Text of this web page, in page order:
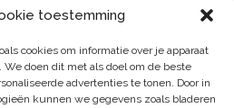
toestemming
cookies om informatie over je apparaat
doen dit met als doel om de beste
advertenties te tonen. Door in
kunnen we gegevens zoals bladeren